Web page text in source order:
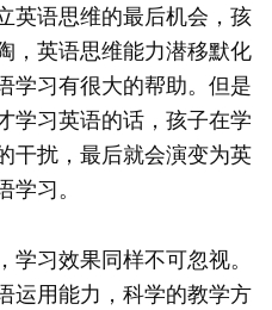
英语思维的最后机会，孩
，英语思维能力潜移默化
学习有很大的帮助。但是
学习英语的话，孩子在学
干扰，最后就会演变为英
习。
习效果同样不可忽视。
运用能力，科学的教学方